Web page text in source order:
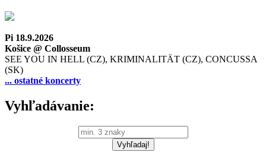
Pi 18.9.2026
Košice @ Collosseum
SEE YOU IN HELL (CZ), KRIMINALITÄT (CZ), CONCUSSA
(SK)
... ostatné koncerty
Vyhľadávanie: